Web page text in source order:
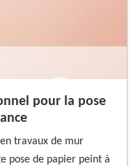
pour la pose
travaux de mur
pose de papier peint à